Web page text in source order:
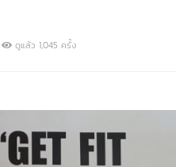
ดูแล้ว 1,045 ครั้ง